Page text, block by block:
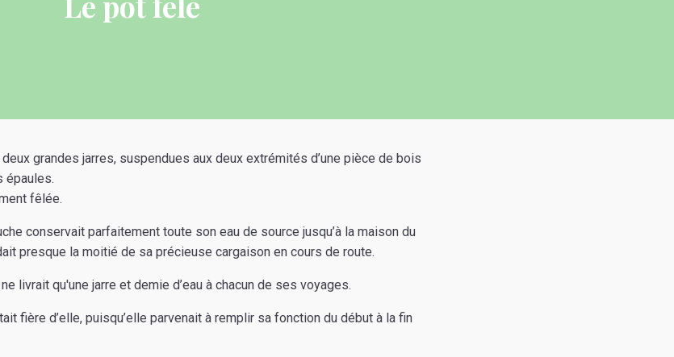
grandes jarres, suspendues aux deux extrémités d’une pièce de bois
épaules.
fêlée.
conservait parfaitement toute son eau de source jusqu’à la maison du
presque la moitié de sa précieuse cargaison en cours de route.
livrait qu'une jarre et demie d’eau à chacun de ses voyages.
fière d’elle, puisqu’elle parvenait à remplir sa fonction du début à la fin